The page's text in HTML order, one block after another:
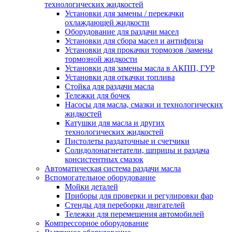
технологических жидкостей
Установки для замены / перекачки
охлаждающей жидкости
Оборудование для раздачи масел
Установки для сбора масел и антифриза
Установки для прокачки тормозов /замены
тормозной жидкости
Установки для замены масла в АКПП, ГУР
Установки для откачки топлива
Стойка для раздачи масла
Тележки для бочек
Насосы для масла, смазки и технологических
жидкостей
Катушки для масла и других
технологических жидкостей
Пистолеты раздаточные и счетчики
Солидолонагнетатели, шприцы и раздача
консистентных смазок
Автоматическая система раздачи масла
Вспомогательное оборудование
Мойки деталей
Приборы для проверки и регулировки фар
Стенды для переборки двигателей
Тележки для перемещения автомобилей
Компрессорное оборудование